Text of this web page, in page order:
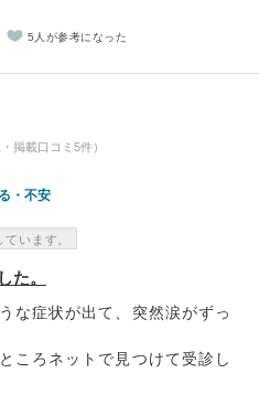
5人が参考になった
掲載口コミ5件）
・不安
います。
た。
な症状が出て、突然涙がずっ
ころネットで見つけて受診し